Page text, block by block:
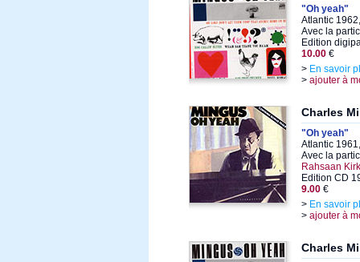
"Oh yeah"
Atlantic
Avec la
Edition
10.00 €
> En savoir
> ajouter à
Charles
"Oh yeah"
Atlantic
Avec la
Rahsaan Kirk
Edition CD
9.00 €
> En savoir
> ajouter à
Charles